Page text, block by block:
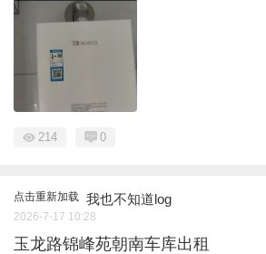
214 0
点击重新加载 我也不知道log
2026-7-17 10:28
玉龙路锦峰苑朝南车库出租